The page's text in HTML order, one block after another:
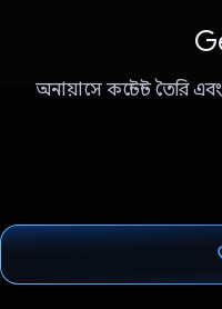
অনায়াসে কন্টেন্ট তৈরি